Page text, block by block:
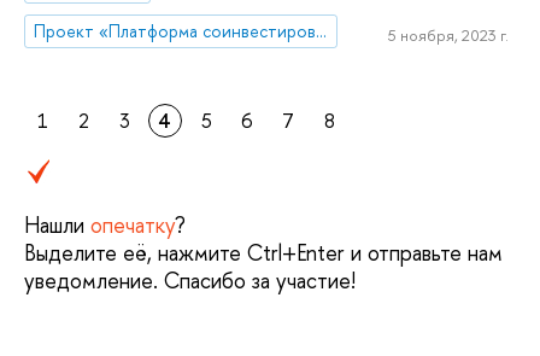
Проект «Платформа соинвестирования ключевых компетенций»
5 ноября, 2023 г.
1 2 3 4 5 6 7 8
Нашли опечатку?
Выделите её, нажмите Ctrl+Enter и отправьте нам
уведомление. Спасибо за участие!